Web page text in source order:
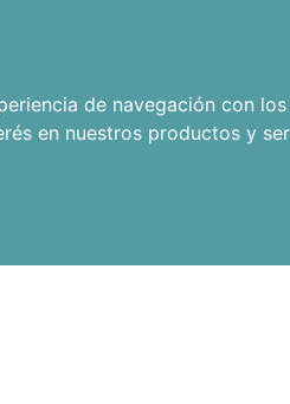
de navegación con
en nuestros productos y